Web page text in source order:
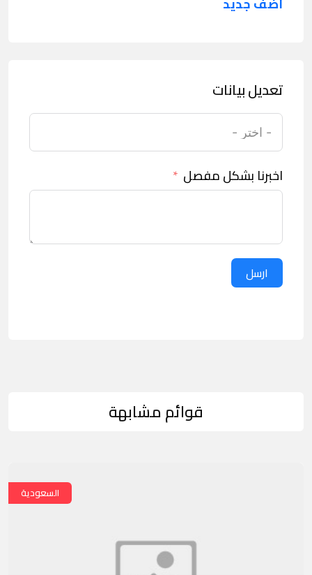
تعديل بيانات
اخبرنا بشكل مفصل
ارسل
قوائم مشابهة
السعودية